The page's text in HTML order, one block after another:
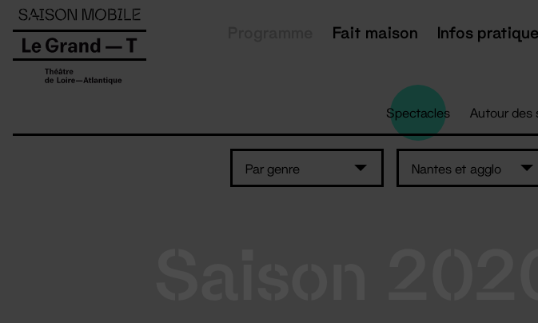
Fait maison Infos
Spectacles Autour des
Par genre Nantes et agglo
Panneau de gestion des cookies